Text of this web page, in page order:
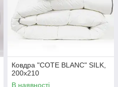
Ковдра "COTE BLANC" SILK,
200x210
В наявності